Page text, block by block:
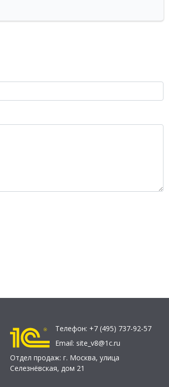
Телефон: +7 (495) 737-92-57
Email: site_v8@1c.ru
Отдел продаж: г. Москва, улица
Селезнёвская, дом 21